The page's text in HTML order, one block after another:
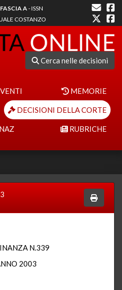
FASCIA A- ISSN
COSTANZO
Cerca nelle decisioni
MEMORIE
DECISIONI DELLA CORTE
RUBRICHE
N.339
2003